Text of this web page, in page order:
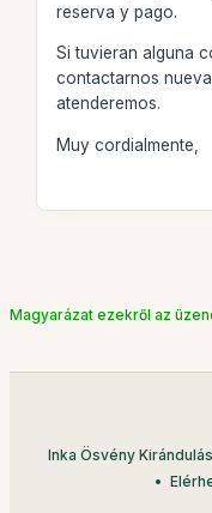
reserva y pago.
Si tuvieran alguna
contactarnos
atenderemos.
Muy cordialmente,
Magyarázat ezekről az
Inka Ösvény